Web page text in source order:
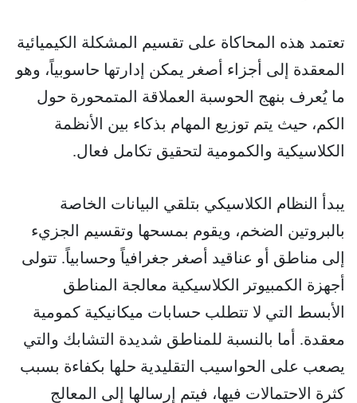
تعتمد هذه المحاكاة على تقسيم المشكلة الكيميائية
المعقدة إلى أجزاء أصغر يمكن إدارتها حاسوبياً، وهو
ما يُعرف بنهج الحوسبة العملاقة المتمحورة حول
الكم، حيث يتم توزيع المهام بذكاء بين الأنظمة
الكلاسيكية والكمومية لتحقيق تكامل فعال.
يبدأ النظام الكلاسيكي بتلقي البيانات الخاصة
بالبروتين الضخم، ويقوم بمسحها وتقسيم الجزيء
إلى مناطق أو عناقيد أصغر جغرافياً وحسابياً. تتولى
أجهزة الكمبيوتر الكلاسيكية معالجة المناطق
الأبسط التي لا تتطلب حسابات ميكانيكية كمومية
معقدة. أما بالنسبة للمناطق شديدة التشابك والتي
يصعب على الحواسيب التقليدية حلها بكفاءة بسبب
كثرة الاحتمالات فيها، فيتم إرسالها إلى المعالج